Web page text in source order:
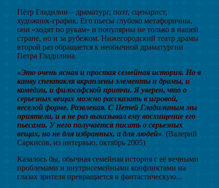
Пётр Гладилин – драматург, поэт, сценарист,
художник-график. Его пьесы глубоко метафоричны,
они «ходят по рукам» и популярны не только в нашей
стране, но и за рубежом. Нижегородский театр драмы
второй раз обращается к необычной драматургии
Петра Гладилина.
«Это очень ясная и простая семейная история. Но в
канву спектакля вкраплены элементы и драмы, и
комедии, и философской притчи. Я уверен, что о
серьезных вещах можно рассказать в игровой,
веселой форме. Развлекая. С Петей Гладилиным мы
приятели, и я не раз выказывал ему восхищение его
пьесами. У него получается писать о серьезных
вещах, но не для избранных, а для людей». (Валерий
Саркисов, из интервью, октябрь 2005)
Казалось бы, обычная семейная история с её вечными
проблемами и внутрисемейными конфликтами на
глазах зрителя превращается в фантастическую...